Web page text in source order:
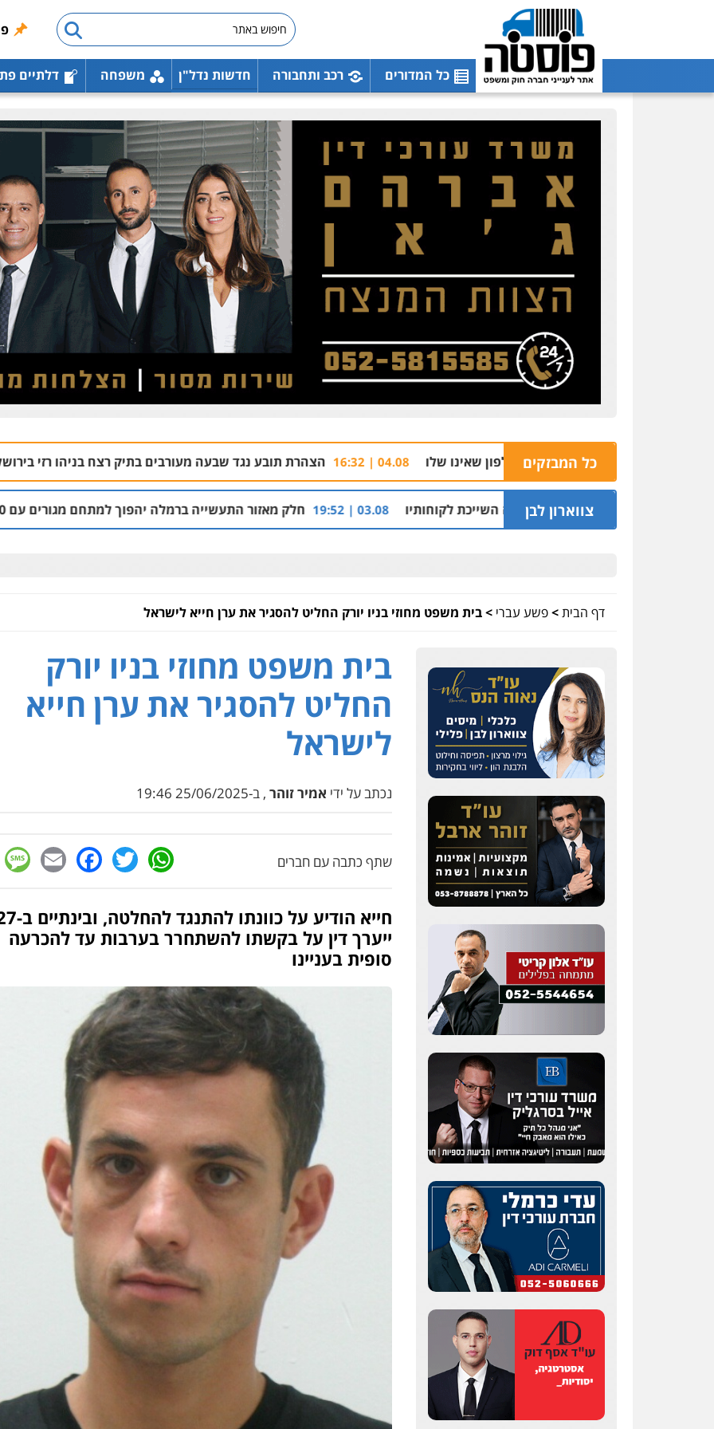
כל המדורים רכב ותחבורה חדשות נדל"ן משפחה דלתיים
כל המבזקים 04.08 | 16:32 הצהרת תובע נגד שבעה מעורבים בתיק רצח בניהו רזי בירושלים 04.08 | 13:37
צווארון לבן
שקל על דירה השייכת לקוחותיו 03.08 | 19:52 חלק מאזור התעשייה ברמלה יהפוך למתחם מגורים עם 1,700 יחידות דיור
דף הבית>פשע עברי >בית משפט מחוזי בניו יורק החליט להסגיר את ערן חייא לישראל
בית משפט מחוזי בניו יורק
החליט להסגיר את ערן חייא
לישראל
נכתב על ידי אמיר זוהר , ב-25/06/2025 19:46
שתף כתבה עם חברים WhatsApp
Twitter
ייערך דין על בקשתו להשתחרר בערבות עד להכרעה
סופית בעניינו